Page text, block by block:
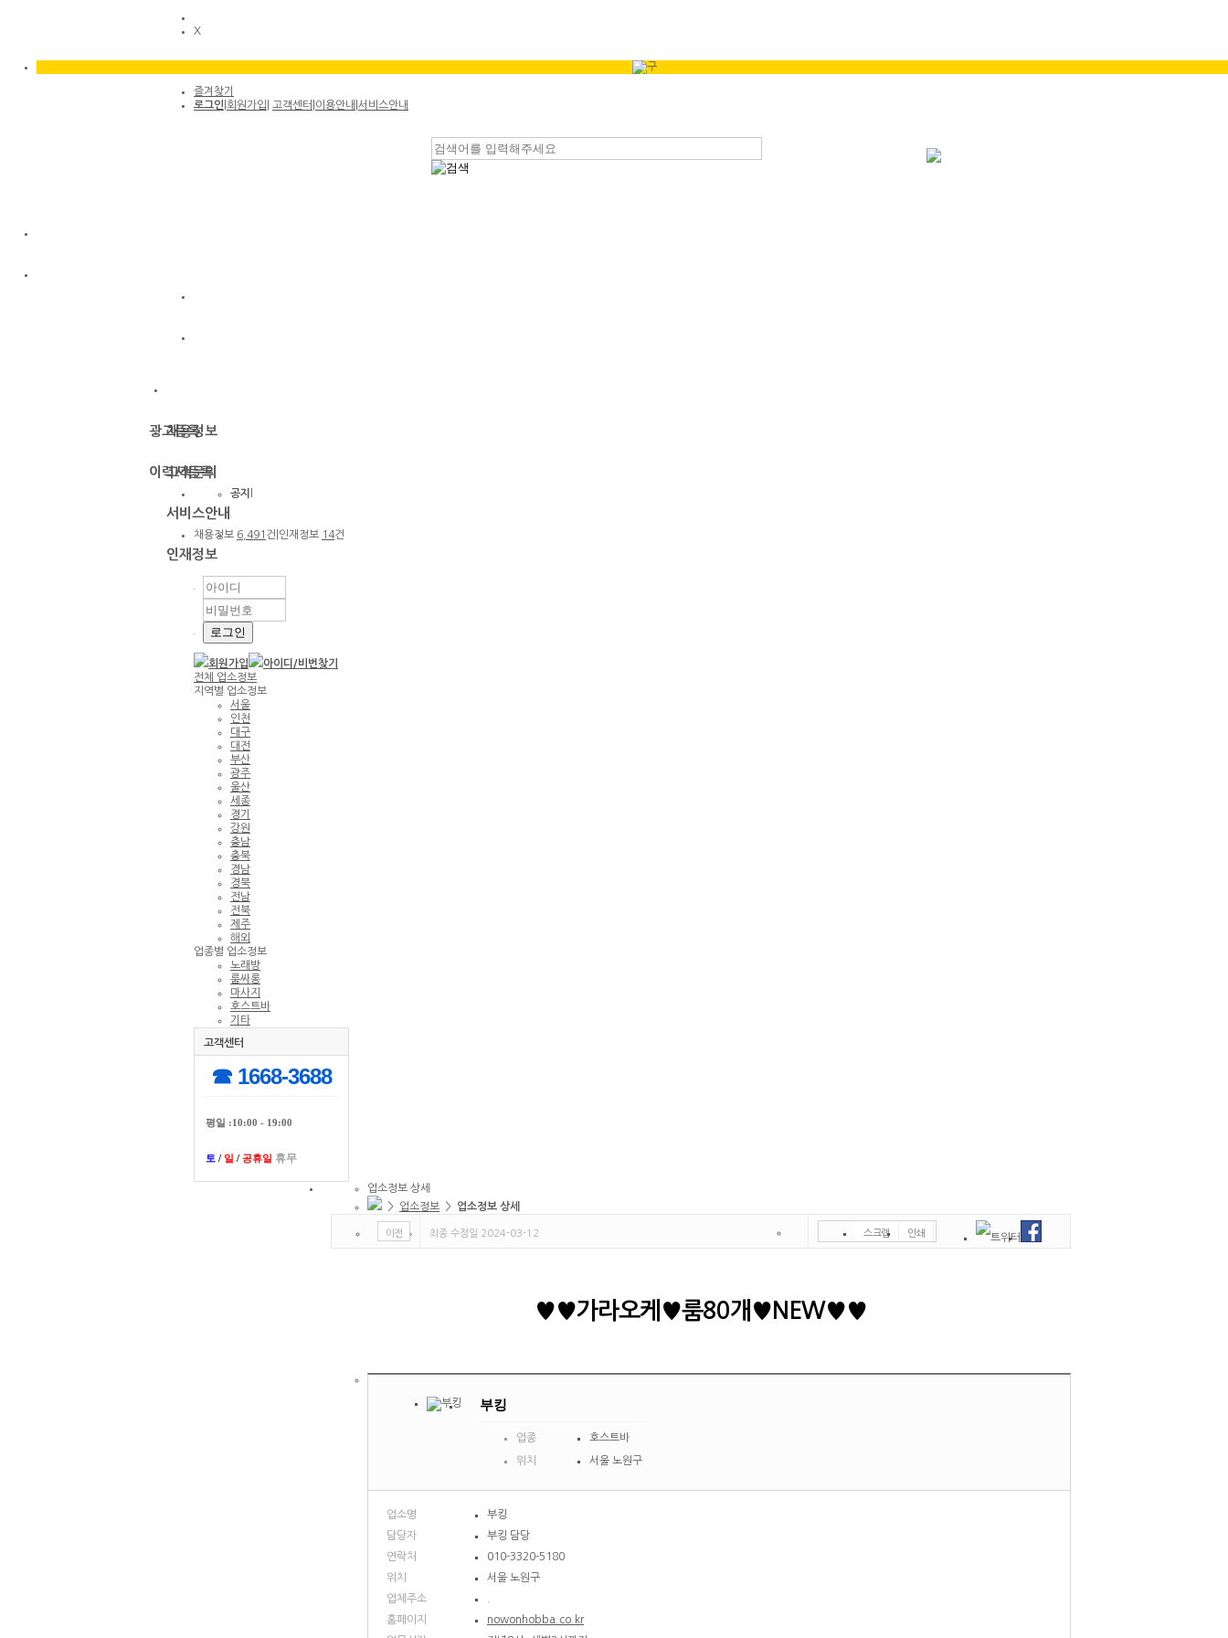
X
즐겨찾기
로그인 회원가입 고객센터 이용안내 서비스안내
채용정보
고객문의
서비스안내
인재정보
광고등록
이력서등록
공지
채용정보 6,491 건 인재정보 14건
회원가입 아이디/비번찾기
전체 업소정보
지역별 업소정보
서울
인천
대구
대전
부산
광주
울산
세종
경기
강원
충남
충북
경남
경북
전남
전북
제주
해외
업종별 업소정보
노래방
룸싸롱
마사지
호스트바
기타
고객센터
☎ 1668-3688
평일 :10:00 - 19:00
토 / 일 / 공휴일 휴무
업소정보 상세
> 업소정보 > 업소정보 상세
이전 최종 수정일 2024-03-12 스크랩 인쇄
♥♥가라오케♥룸80개♥NEW♥♥
부킹
업종 호스트바
위치 서울 노원구
업소명
부킹
담당자
부킹 담당
연락처
010-3320-5180
위치
서울 노원구
업체주소
홈페이지
nowonhobba.co.kr